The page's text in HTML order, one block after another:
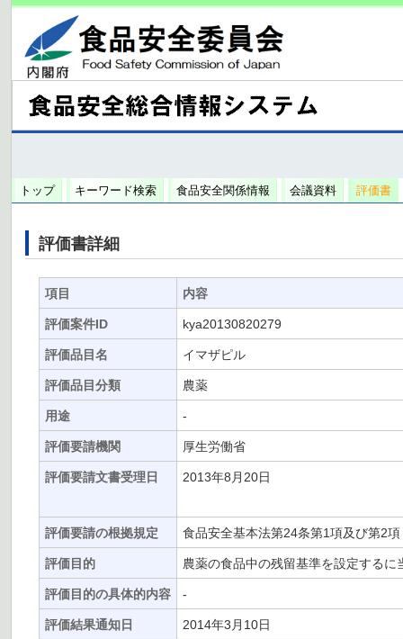
トップ キーワード検索 食品安全関係情報 会議資料 評価書
評価書詳細
項目 内容
評価案件ID kya20130820279
評価品目名 イマザピル
評価品目分類 農薬
用途 -
評価要請機関 厚生労働省
評価要請文書受理日 2013年8月20日
評価要請の根拠規定 食品安全基本法第24条第1項及び第2項
評価目的 農薬の食品中の残留基準を設定するに
評価目的の具体的内容 -
評価結果通知日 2014年3月10日